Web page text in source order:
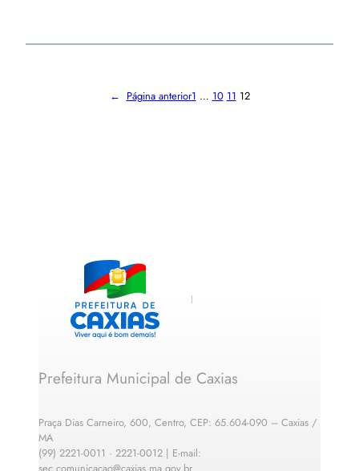
← Página anterior1 … 10 11 12
Prefeitura Municipal de Caxias
Praça Dias Carneiro, 600, Centro, CEP: 65.604-090 – Caxias /
MA
(99) 2221-0011 · 2221-0012 | E-mail:
sec.comunicacao@caxias.ma.gov.br